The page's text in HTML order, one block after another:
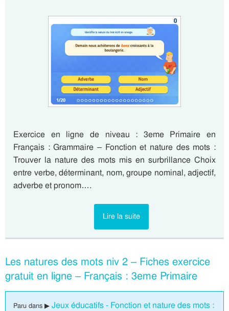
Exercice en ligne de niveau : 3eme Primaire en
Français : Grammaire – Fonction et nature des mots :
Trouver la nature des mots mis en surbrillance Choix
entre verbe, déterminant, nom, groupe nominal, adjectif,
adverbe et pronom….
Lire la suite
Les natures des mots niv 2 – Fiches exercice
gratuit en ligne – Français : 3eme Primaire
Paru dans ▶ Jeux éducatifs - Fonction et nature des mots :